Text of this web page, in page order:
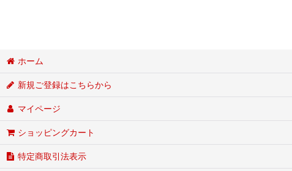
ホーム
新規ご登録はこちらから
マイページ
ショッピングカート
特定商取引法表示